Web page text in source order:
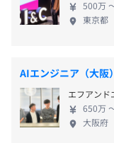
微気象予測を可
ソンの夢を超え
つくり上げる新たな
で働く魅力】 ■
という世界でも
が整っています
500万
東京都
AIエンジニア（大阪）
エフアンド
650万
大阪府